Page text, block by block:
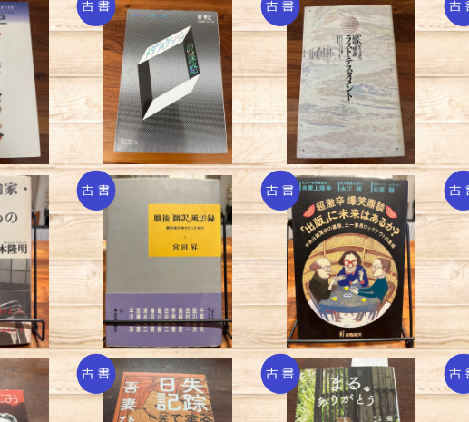
Ｇ・バラ
メタフィクションの謀略
／巽孝之
¥1,430
P.K.ディックの最後の聖
訓 ラスト・テスタメン
ト／グレッグ・リックマン
編著
¥1,540
SOLD OUT
家のた
本隆明
戦後「翻訳」風雲録/宮田
昇
超激辛爆笑鼎談「出版」
に未来はあるか？
¥440